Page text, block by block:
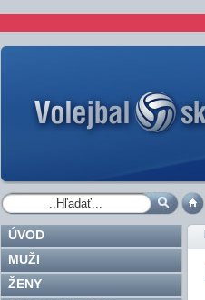
ÚVOD
MUŽI
ŽENY